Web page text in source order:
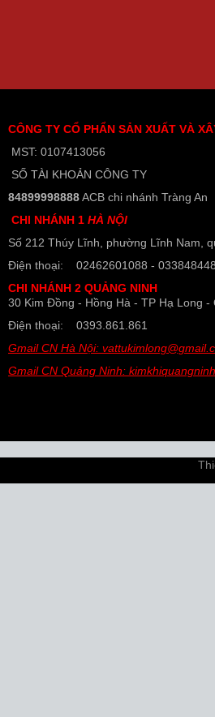
CÔNG TY CỔ PHẨN SẢN XUẤT VÀ
MST: 0107413056
SỐ TÀI KHOẢN CÔNG TY
84899998888ACB chi nhánh Tràng An
CHI NHÁNH 1 HÀ NỘI
Số 212 Thúy Lĩnh, phường Lĩnh Nam,
Điện thoại: 02462601088 -
CHI NHÁNH 2 QUẢNG NINH
30 Kim Đồng - Hồng Hà - TP Hạ Long -
Điện thoại: 0393.861.861
Gmail CN Hà Nội:
Gmail CN Quảng Ninh: